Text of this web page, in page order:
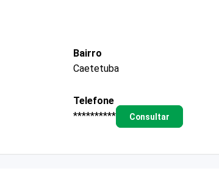
Bairro
Caetetuba
Telefone
**********
Consultar